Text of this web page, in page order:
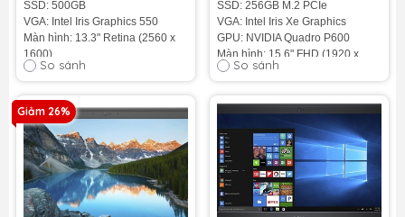
SSD: 500GB
VGA: Intel Iris Graphics 550
Màn hình: 13.3" Retina (2560 x
1600)
Cân nặng: 1.37Kg
Pin: 3338 (mAh)
Tình trạng: 95%
So sánh
SSD: 256GB M.2 PCIe
VGA: Intel Iris Xe Graphics
GPU: NVIDIA Quadro P600
Màn hình: 15.6" FHD (1920 x
1080)
Màu sắc: Đen
Tình trạng: 98%
So sánh
Giảm 26%